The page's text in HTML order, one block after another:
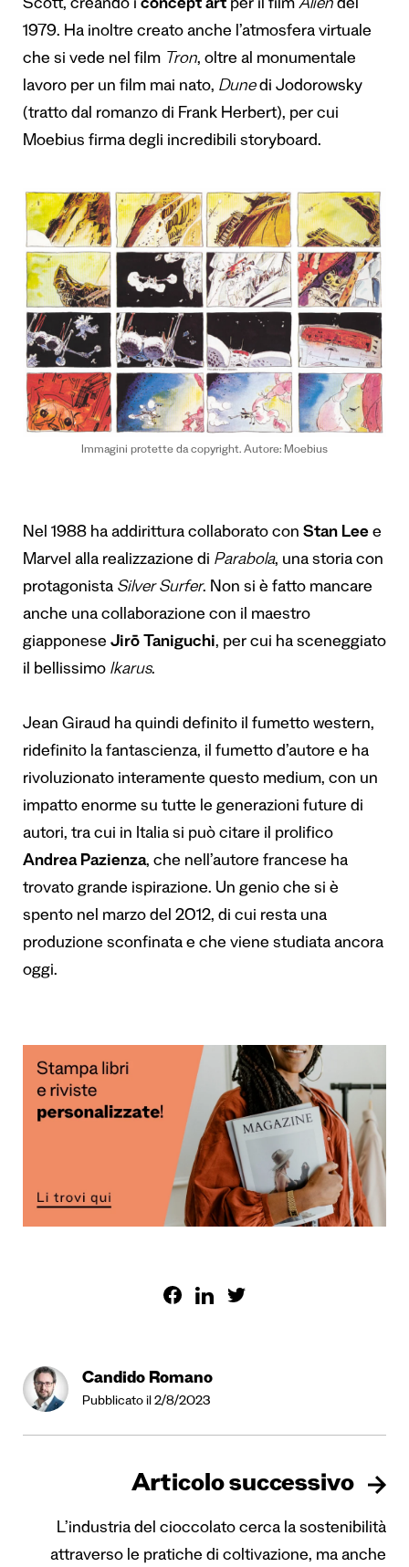
Scott, creando i concept art per il film Alien del
1979. Ha inoltre creato anche l’atmosfera virtuale
che si vede nel film Tron, oltre al monumentale
lavoro per un film mai nato, Dunedi Jodorowsky
(tratto dal romanzo di Frank Herbert), per cui
Moebius firma degli incredibili storyboard.
Immagini protette da copyright. Autore: Moebius
Nel 1988 ha addirittura collaborato con Stan Lee e
Marvel alla realizzazione di Parabola, una storia con
protagonista Silver Surfer. Non si è fatto mancare
anche una collaborazione con il maestro
giapponese Jirō Taniguchi, per cui ha sceneggiato
il bellissimo Ikarus.
Jean Giraud ha quindi definito il fumetto western,
ridefinito la fantascienza, il fumetto d’autore e ha
rivoluzionato interamente questo medium, con un
impatto enorme su tutte le generazioni future di
autori, tra cui in Italia si può citare il prolifico
Andrea Pazienza, che nell’autore francese ha
trovato grande ispirazione. Un genio che si è
spento nel marzo del 2012, di cui resta una
produzione sconfinata e che viene studiata ancora
oggi.
Candido Romano
Pubblicato il 2/8/2023
Articolo successivo
L’industria del cioccolato cerca la sostenibilità
attraverso le pratiche di coltivazione, ma anche